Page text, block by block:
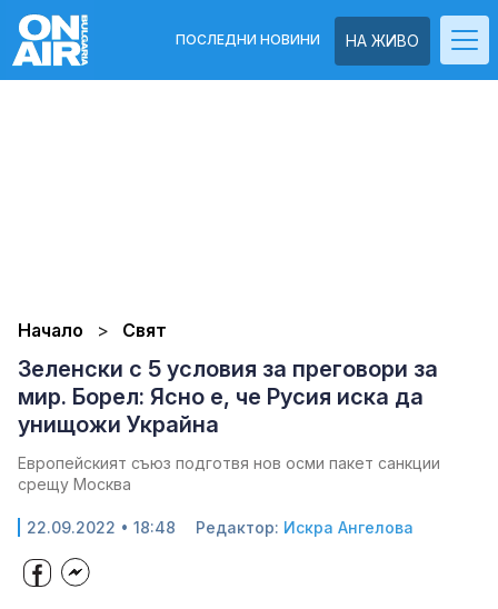
НА ЖИВО
ПОСЛЕДНИ НОВИНИ
Начало Свят
Зеленски с 5 условия за преговори за
мир. Борел: Ясно е, че Русия иска да
унищожи Украйна
Европейският съюз подготвя нов осми пакет санкции
срещу Москва
22.09.2022 • 18:48 Редактор: Искра Ангелова